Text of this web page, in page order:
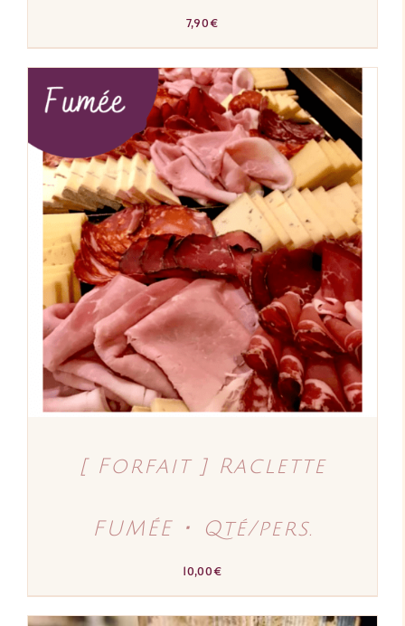
7,90€
AJOUTER AU PANIER
/
DÉTAILS
[ Forfait ] Raclette
FUMÉE ･ Qté/pers.
10,00€